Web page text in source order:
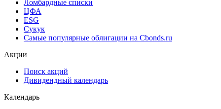
Ломбардные списки
ЦФА
ESG
Сукук
Самые популярные облигации на Cbonds.ru
Акции
Поиск акций
Дивидендный календарь
Календарь